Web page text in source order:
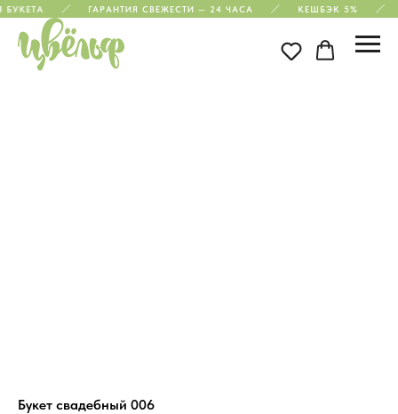
ГАРАНТИЯ СВЕЖЕСТИ — 24 ЧАСА КЕШБЭК 5%
Букет свадебный 006